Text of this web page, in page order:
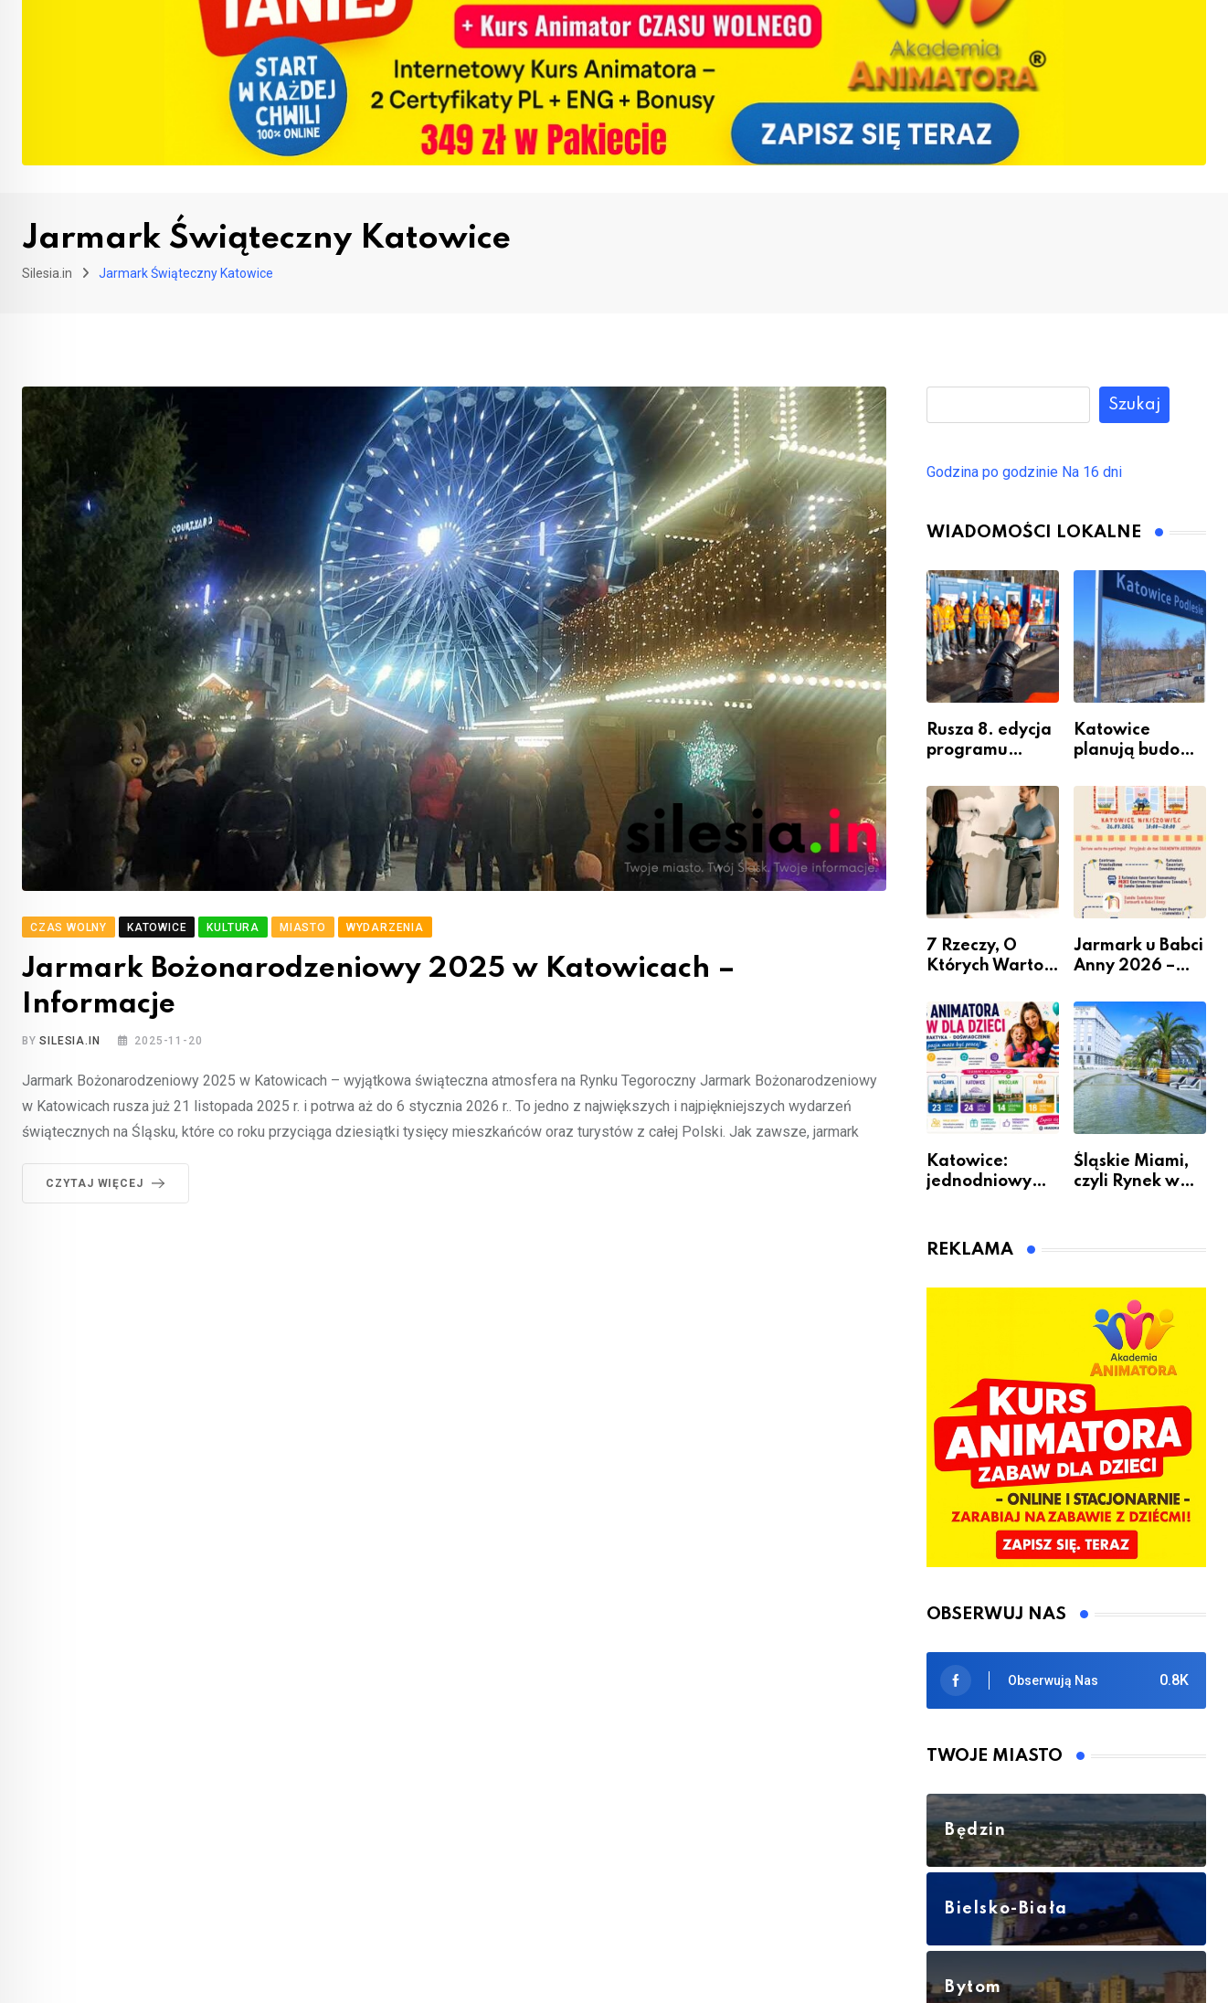
Jarmark Świąteczny Katowice
Silesia.in Jarmark Świąteczny Katowice
CZAS WOLNY KATOWICE KULTURA MIASTO WYDARZENIA
Jarmark Bożonarodzeniowy 2025 w Katowicach –
Informacje
BYSILESIA.IN 2025-11-20
Jarmark Bożonarodzeniowy 2025 w Katowicach – wyjątkowa świąteczna atmosfera na Rynku Tegoroczny Jarmark Bożonarodzeniowy
w Katowicach rusza już 21 listopada 2025 r. i potrwa aż do 6 stycznia 2026 r.. To jedno z największych i najpiękniejszych wydarzeń
świątecznych na Śląsku, które co roku przyciąga dziesiątki tysięcy mieszkańców oraz turystów z całej Polski. Jak zawsze, jarmark
CZYTAJ WIĘCEJ
Szukaj
Godzina po godzinie Na 16 dni
WIADOMOŚCI LOKALNE
Rusza 8. edycja
programu
Miastem
Fachowców” –
nabór dla
przedsiębiorców
Katowice
planują budowę
przesiadkoweg
o w Podlesiu
7 Rzeczy, O
Których Warto
Remontem
Mieszkania
Jarmark u Babci
Anny 2026 –
Katowice:
jednodniowy
animatora
Śląskie Miami,
czyli Rynek w
REKLAMA
OBSERWUJ NAS
0.8K
Obserwują Nas
TWOJE MIASTO
Będzin
Bielsko-Biała
Bytom